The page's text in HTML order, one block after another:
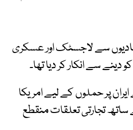
سے لاجسٹک اور عسکری
دینے سے انکار کر دیا تھا۔
پر حملوں کے لیے امریکا
تجارتی تعلقات منقطع